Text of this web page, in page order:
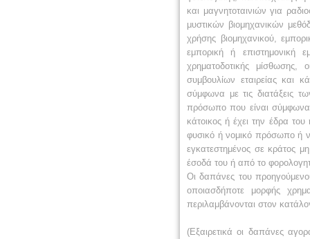
και μαγνητοταινιών για
μυστικών βιομηχανικών
χρήσης βιομηχανικού,
εμπορική ή επιστημονική
χρηματοδοτικής μίσθωσης,
συμβουλίων εταιρείας
σύμφωνα με τις διατάξεις
πρόσωπο που είναι σύμφωνα
κάτοικος ή έχει την έδρα
φυσικό ή νομικό πρόσωπο ή
εγκατεστημένος σε κράτος
έσοδά του ή από το
Οι δαπάνες του
οποιασδήποτε μορφής
περιλαμβάνονται στον
(Εξαιρετικά οι δαπάνες